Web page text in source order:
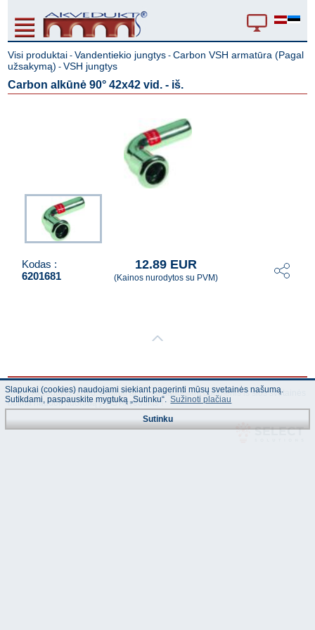
Visi produktai -Vandentiekio jungtys -Carbon VSH armatūra (Pagal
užsakymą) -VSH jungtys
Carbon alkūnė 90° 42x42 vid. - iš.
Kodas :
6201681
12.89 EUR
(Kainos nurodytos su PVM)
© "AS Akvedukts" 2026. Dalinai ar pilnai naudojant duomenis iš šios svetainės
būtina naudoti nuorodą Į "AS Akvedukts"!
Slapukai (cookies) naudojami siekiant pagerinti mūsų svetainės našumą.
Sutikdami, paspauskite mygtuką „Sutinku“. Sužinoti plačiau
Sutinku